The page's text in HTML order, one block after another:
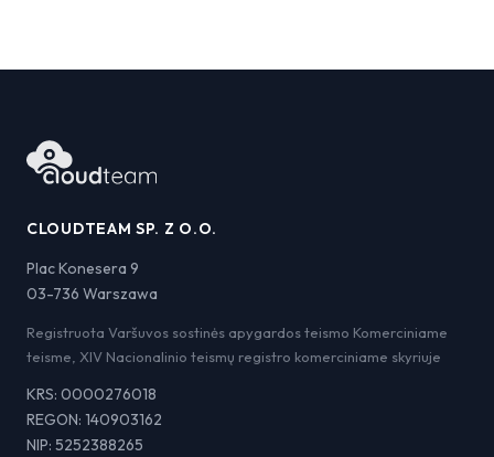
CLOUDTEAM SP. Z O.O.
Plac Konesera 9
03-736 Warszawa
Registruota Varšuvos sostinės apygardos teismo Komerciniame
teisme, XIV Nacionalinio teismų registro komerciniame skyriuje
KRS: 0000276018
REGON: 140903162
NIP: 5252388265